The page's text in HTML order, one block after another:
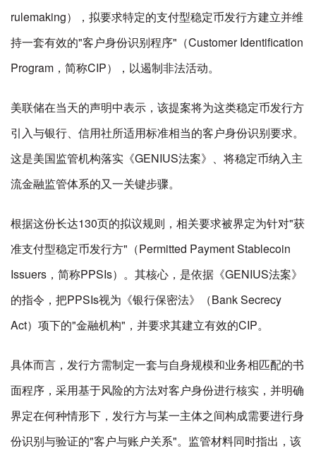
rulemaking），拟要求特定的支付型稳定币发行方建立并维
持一套有效的"客户身份识别程序"（Customer Identification
Program，简称CIP），以遏制非法活动。
美联储在当天的声明中表示，该提案将为这类稳定币发行方
引入与银行、信用社所适用标准相当的客户身份识别要求。
这是美国监管机构落实《GENIUS法案》、将稳定币纳入主
流金融监管体系的又一关键步骤。
根据这份长达130页的拟议规则，相关要求被界定为针对"获
准支付型稳定币发行方"（Permitted Payment Stablecoin
Issuers，简称PPSIs）。其核心，是依据《GENIUS法案》
的指令，把PPSIs视为《银行保密法》（Bank Secrecy
Act）项下的"金融机构"，并要求其建立有效的CIP。
具体而言，发行方需制定一套与自身规模和业务相匹配的书
面程序，采用基于风险的方法对客户身份进行核实，并明确
界定在何种情形下，发行方与某一主体之间构成需要进行身
份识别与验证的"客户与账户关系"。监管材料同时指出，该